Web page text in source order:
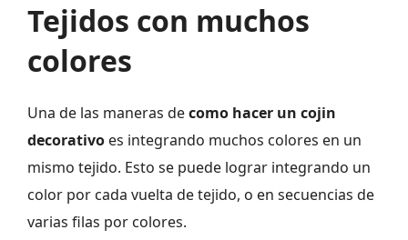
Tejidos con muchos
colores
Una de las maneras decomo hacer un cojin
decorativo es integrando muchos colores en un
mismo tejido. Esto se puede lograr integrando un
color por cada vuelta de tejido, o en secuencias de
varias filas por colores.